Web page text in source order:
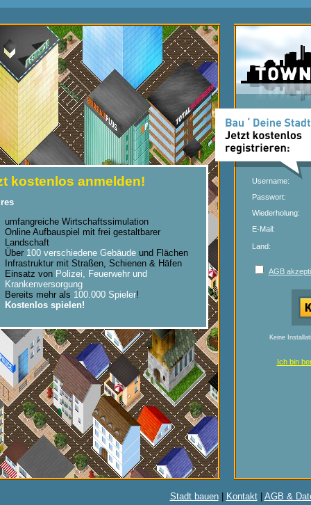
kostenlos anmelden!
umfangreiche Wirtschaftssimulation
Online Aufbauspiel mit frei gestaltbarer
Landschaft
Über 100 verschiedene Gebäudeund Flächen
Infrastruktur mit Straßen, Schienen & Häfen
Einsatz von Polizei, Feuerwehr und
Krankenversorgung
Bereits mehr als 100.000 Spieler!
Kostenlos spielen!
Username:
Passwort:
Wiederholung:
E-Mail:
Land:
AGB
Keine
Ich bin
Stadt bauen| Kontakt| AGB &